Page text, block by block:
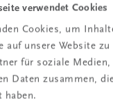
verwendet Cookies
Cookies, um
auf unsere Website
für soziale
Daten zusammen,
haben.
€ 34,90